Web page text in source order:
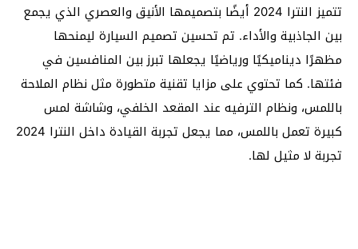
تتميز النترا 2024 أيضًا بتصميمها الأنيق والعصري الذي يجمع
بين الجاذبية والأداء. تم تحسين تصميم السيارة ليمنحها
مظهرًا ديناميكيًا ورياضيًا يجعلها تبرز بين المنافسين في
فئتها. كما تحتوي على مزايا تقنية متطورة مثل نظام الملاحة
باللمس، ونظام الترفيه عند المقعد الخلفي، وشاشة لمس
كبيرة تعمل باللمس، مما يجعل تجربة القيادة داخل النترا 2024
تجربة لا مثيل لها.